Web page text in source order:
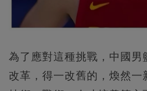
為了應對這種挑戰，中國男
改革，得一改舊的，煥然一